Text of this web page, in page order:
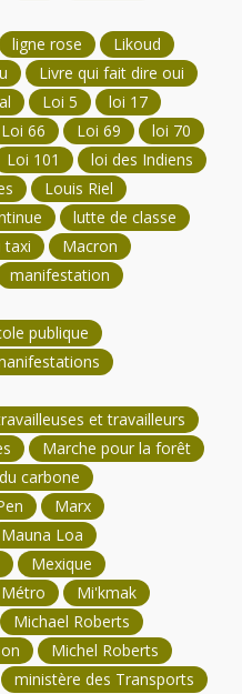
ligne rose
Likoud
Livre qui fait dire oui
Loi 5
loi 17
Loi 66 Loi 69
loi 70
Loi 101
loi des Indiens
Louis Riel
lutte de classe
taxi
Macron
manifestation
publique
et travailleurs
Marche pour la forêt
carbone
Marx
Mauna Loa
Mexique
Métro
Mi'kmak
Michael Roberts
Michel Roberts
ministère des Transports